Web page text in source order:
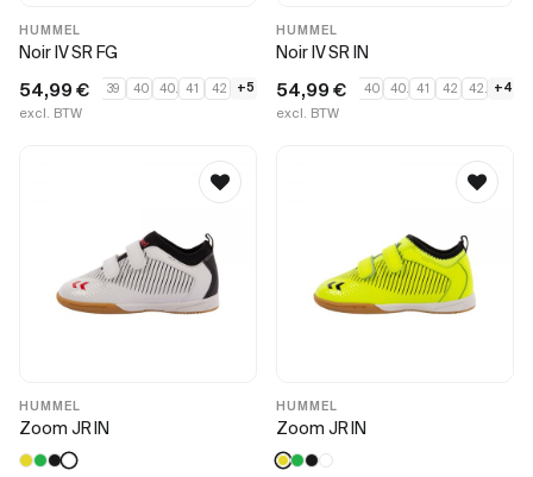
HUMMEL
Noir IV SR FG
54,99 €
excl. BTW
39 40 40.5 41 42 +5
HUMMEL
Noir IV SR IN
54,99 €
excl. BTW
40 40.5 41 42 42.5 +4
HUMMEL
Zoom JR IN
HUMMEL
Zoom JR IN